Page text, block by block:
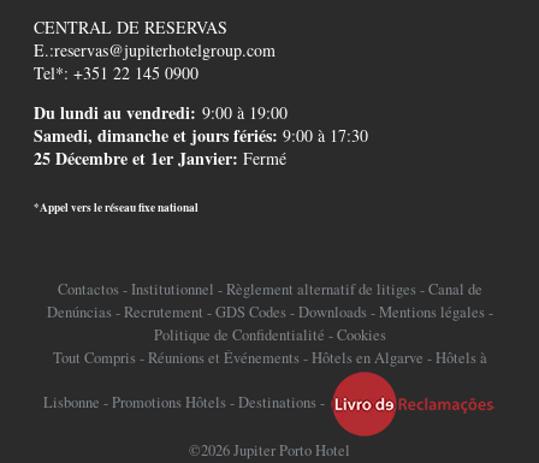
CENTRAL DE RESERVAS
E.:reservas@jupiterhotelgroup.com
Tel*: +351 22 145 0900
Du lundi au vendredi: 9:00 à 19:00
Samedi, dimanche et jours fériés: 9:00 à 17:30
25 Décembre et 1er Janvier: Fermé
*Appel vers le réseau fixe national
Contactos- Institutionnel -Règlement alternatif de litiges-Canal de
Denúncias-Recrutement -GDS Codes-Downloads-Mentions légales-
Politique de Confidentialité -Cookies
Tout Compris-Réunions et Événements- Hôtels en Algarve - Hôtels à
Lisbonne -Promotions Hôtels-Destinations-
©2026 Jupiter Porto Hotel